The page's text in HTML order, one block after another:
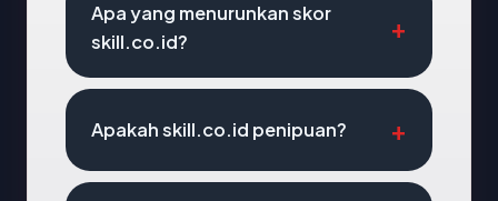
Apa yang menurunkan skor
skill.co.id?
Apakah skill.co.id penipuan?